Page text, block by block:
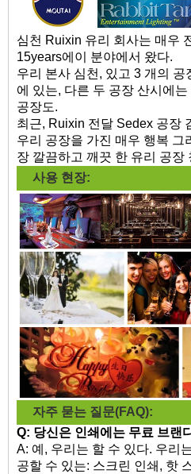
심천 Ruixin 유리 회사는 매우
15years에이 분야에서 왔다.
우리 본사 심천, 있고 3 개의 공
에 있는, 다른 두 공장 산시에
공장도.
최근, Ruixin 전달 Sedex 공장
우리 공장을 가진 매우 행복 그
장 깔끔하고 깨끗 한 유리 공장
사용 현장:
자주 묻는 질문(FAQ):
Q: 당신은 인쇄에는 무료 브랜
A: 예, 우리는 할 수 있다. 우리
공할 수 있는: 스크린 인쇄, 핫